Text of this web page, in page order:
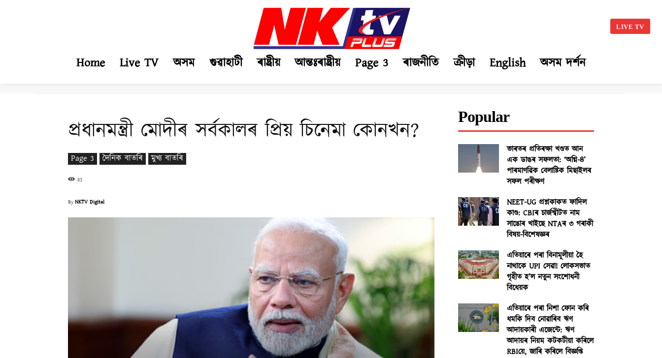
LIVE TV
Home Live TV অসম গুৱাহাটী ৰাষ্ট্ৰীয় আন্তঃৰাষ্ট্ৰীয় Page 3 ৰাজনীতি ক্ৰীড়া English অসম দৰ্শন
প্ৰধানমন্ত্ৰী মোদীৰ সৰ্বকালৰ প্ৰিয় চিনেমা কোনখন?
Page 3 দৈনিক বাতৰি মুখ্য বাতৰি
83
ByNKTV Digital
Popular
ভাৰতৰ প্ৰতিৰক্ষা খণ্ডত আন
এক ডাঙৰ সফলতা: ‘অগ্নি-৪’
পাৰমাণৱিক বেলাষ্টিক মিছাইলৰ
সফল পৰীক্ষণ
NEET-UG প্ৰশ্নকাকত ফাদিল
কাণ্ড: CBIৰ চাৰ্জশ্বীটত নাম
সাঙোৰ খাইছে NTAৰ ৩ গৰাকী
বিষয়-বিশেষজ্ঞৰ
এতিয়াৰে পৰা বিনামূলীয়া হৈ
নাথাকে UPI সেৱা! লোকসভাত
গৃহীত হ’ল নতুন সংশোধনী
বিধেয়ক
এতিয়াৰে পৰা নিশা ফোন কৰি
ধমকি দিব নোৱাৰিব ঋণ
আদায়কাৰী এজেন্টে: ঋণ
আদায়ৰ নিয়ম কটকটীয়া কৰিলে
RBIয়ে, জাৰি কৰিলে বিজ্ঞপ্তি